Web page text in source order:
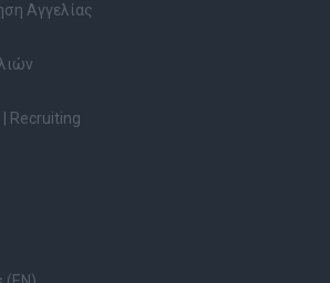
Αγγελίας
Recruiting